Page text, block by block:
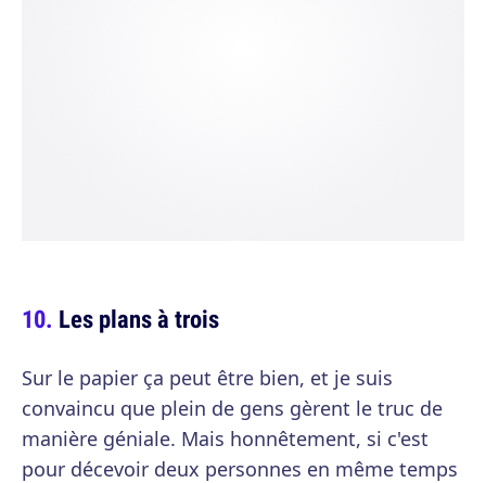
Les plans à trois
Sur le papier ça peut être bien, et je suis
convaincu que plein de gens gèrent le truc de
manière géniale. Mais honnêtement, si c'est
pour décevoir deux personnes en même temps